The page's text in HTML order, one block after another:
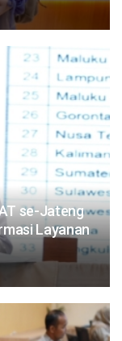
se-Jateng
Layanan